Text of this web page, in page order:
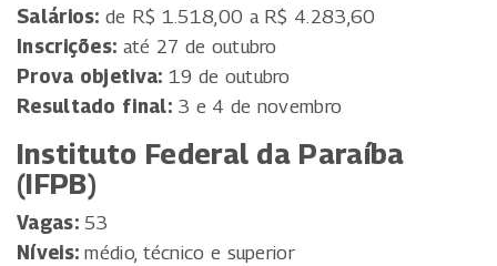
Salários: de R$ 1.518,00 a R$ 4.283,60
Inscrições: até 27 de outubro
Prova objetiva: 19 de outubro
Resultado final:3 e 4 de novembro
Instituto Federal da Paraíba
(IFPB)
Vagas:53
Níveis: médio, técnico e superior